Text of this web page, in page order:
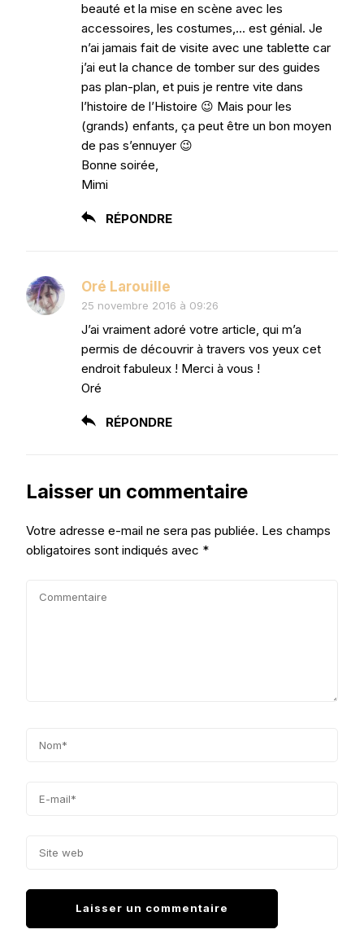
beauté et la mise en scène avec les
accessoires, les costumes,… est génial. Je
n’ai jamais fait de visite avec une tablette car
j’ai eut la chance de tomber sur des guides
pas plan-plan, et puis je rentre vite dans
l’histoire de l’Histoire 😉 Mais pour les
(grands) enfants, ça peut être un bon moyen
de pas s’ennuyer 😉
Bonne soirée,
Mimi
RÉPONDRE
Oré Larouille
25 novembre 2016 à 09:26
J’ai vraiment adoré votre article, qui m’a
permis de découvrir à travers vos yeux cet
endroit fabuleux ! Merci à vous !
Oré
RÉPONDRE
Laisser un commentaire
Votre adresse e-mail ne sera pas publiée. Les champs
obligatoires sont indiqués avec *